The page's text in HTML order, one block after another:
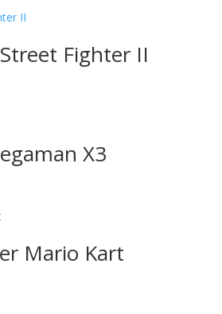
Fighter II
X3
Mario Kart